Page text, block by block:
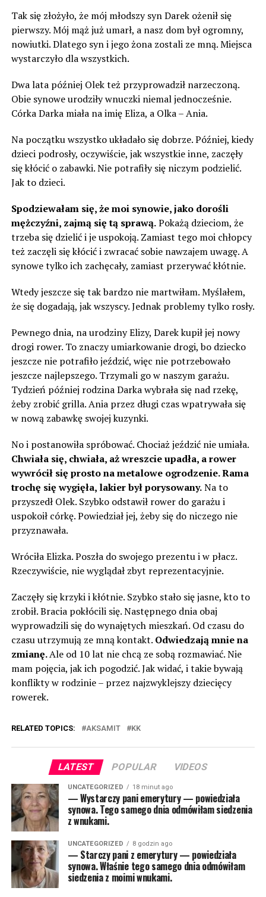
Tak się złożyło, że mój młodszy syn Darek ożenił się
pierwszy. Mój mąż już umarł, a nasz dom był ogromny,
nowiutki. Dlatego syn i jego żona zostali ze mną. Miejsca
wystarczyło dla wszystkich.
Dwa lata później Olek też przyprowadził narzeczoną.
Obie synowe urodziły wnuczki niemal jednocześnie.
Córka Darka miała na imię Eliza, a Olka – Ania.
Na początku wszystko układało się dobrze. Później, kiedy
dzieci podrosły, oczywiście, jak wszystkie inne, zaczęły
się kłócić o zabawki. Nie potrafiły się niczym podzielić.
Jak to dzieci.
Spodziewałam się, że moi synowie, jako dorośli
mężczyźni, zajmą się tą sprawą.Pokażą dzieciom, że
trzeba się dzielić i je uspokoją. Zamiast tego moi chłopcy
też zaczęli się kłócić i zwracać sobie nawzajem uwagę. A
synowe tylko ich zachęcały, zamiast przerywać kłótnie.
Wtedy jeszcze się tak bardzo nie martwiłam. Myślałem,
że się dogadają, jak wszyscy. Jednak problemy tylko rosły.
Pewnego dnia, na urodziny Elizy, Darek kupił jej nowy
drogi rower. To znaczy umiarkowanie drogi, bo dziecko
jeszcze nie potrafiło jeździć, więc nie potrzebowało
jeszcze najlepszego. Trzymali go w naszym garażu.
Tydzień później rodzina Darka wybrała się nad rzekę,
żeby zrobić grilla. Ania przez długi czas wpatrywała się
w nową zabawkę swojej kuzynki.
No i postanowiła spróbować. Chociaż jeździć nie umiała.
Chwiała się, chwiała, aż wreszcie upadła, a rower
wywrócił się prosto na metalowe ogrodzenie. Rama
trochę się wygięła, lakier był porysowany.Na to
przyszedł Olek. Szybko odstawił rower do garażu i
uspokoił córkę. Powiedział jej, żeby się do niczego nie
przyznawała.
Wróciła Elizka. Poszła do swojego prezentu i w płacz.
Rzeczywiście, nie wyglądał zbyt reprezentacyjnie.
Zaczęły się krzyki i kłótnie. Szybko stało się jasne, kto to
zrobił. Bracia pokłócili się. Następnego dnia obaj
wyprowadzili się do wynajętych mieszkań. Od czasu do
czasu utrzymują ze mną kontakt. Odwiedzają mnie na
zmianę.Ale od 10 lat nie chcą ze sobą rozmawiać. Nie
mam pojęcia, jak ich pogodzić. Jak widać, i takie bywają
konflikty w rodzinie – przez najzwyklejszy dziecięcy
rowerek.
RELATED TOPICS: AKSAMIT KK
LATEST POPULAR VIDEOS
UNCATEGORIZED 18 minut ago
— Wystarczy pani emerytury — powiedziała
synowa. Tego samego dnia odmówiłam siedzenia
z wnukami.
UNCATEGORIZED 8 godzin ago
— Starczy pani z emerytury — powiedziała
synowa. Właśnie tego samego dnia odmówiłam
siedzenia z moimi wnukami.